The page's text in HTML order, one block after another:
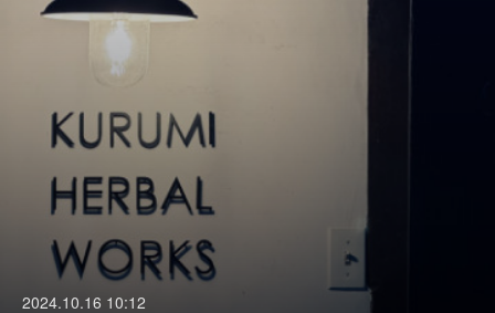
2024.10.16 10:12